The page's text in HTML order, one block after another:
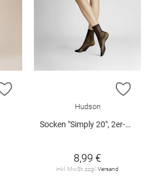
ZUR WUNSCHLISTE HINZUFÜGEN
ZUR
Hudson
Socken "Simply 20", 2er-Pack
8,99 €
inkl. MwSt. zzgl.Versand